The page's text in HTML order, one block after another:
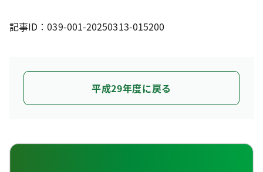
記事ID：039-001-20250313-015200
平成29年度に戻る